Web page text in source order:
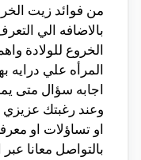
من فوائد زيت
بالاضافه الي
الخروع للولادة
المرأه علي درايه
اجابه سؤال متى
وعند رغبتك
او تساؤلات او
بالتواصل معانا عبر